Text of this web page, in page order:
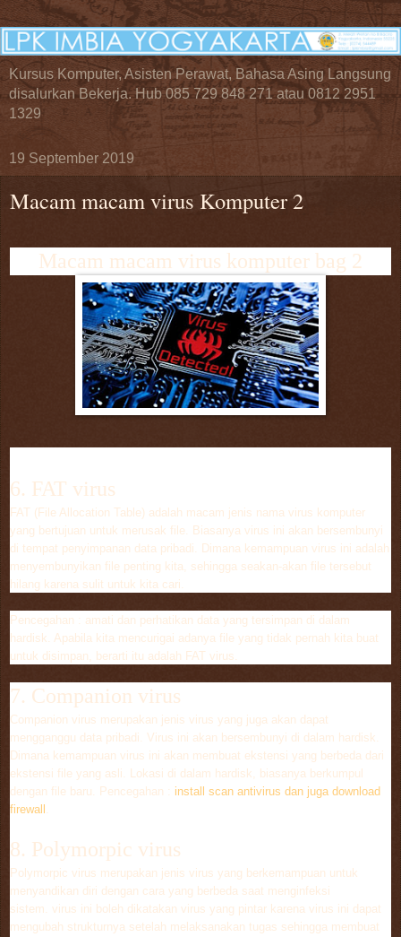
Kursus Komputer, Asisten Perawat, Bahasa Asing Langsung
disalurkan Bekerja. Hub 085 729 848 271 atau 0812 2951
1329
19 September 2019
Macam macam virus Komputer 2
Macam macam virus komputer bag 2
6. FAT virus
FAT (File Allocation Table) adalah macam jenis nama virus komputer
yang bertujuan untuk merusak file. Biasanya virus ini akan bersembunyi
di tempat penyimpanan data pribadi. Dimana kemampuan virus ini adalah
menyembunyikan file penting kita, sehingga seakan-akan file tersebut
hilang karena sulit untuk kita cari.
Pencegahan : amati dan perhatikan data yang tersimpan di dalam
hardisk. Apabila kita mencurigai adanya file yang tidak pernah kita buat
untuk disimpan, berarti itu adalah FAT virus.
7. Companion virus
Companion virus merupakan jenis virus yang juga akan dapat
mengganggu data pribadi. Virus ini akan bersembunyi di dalam hardisk.
Dimana kemampuan virus ini akan membuat ekstensi yang berbeda dari
ekstensi file yang asli. Lokasi di dalam hardisk, biasanya berkumpul
dengan file baru. Pencegahan : install scan antivirus dan juga download
firewall .
8. Polymorpic virus
Polymorpic virus merupakan jenis virus yang berkemampuan untuk
menyandikan diri dengan cara yang berbeda saat menginfeksi
sistem. virus ini boleh dikatakan virus yang pintar karena virus ini dapat
mengubah strukturnya setelah melaksanakan tugas sehingga membuat